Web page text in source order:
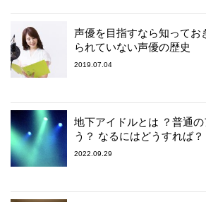
声優を目指すなら知ってお
られていない声優の歴史
2019.07.04
地下アイドルとは ？普通
う？ なるにはどうすれば？
2022.09.29